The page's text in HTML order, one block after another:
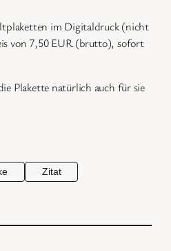
im Digitaldruck (nicht
von 7,50 EUR (brutto), sofort
Plakette natürlich auch für sie
Zitat